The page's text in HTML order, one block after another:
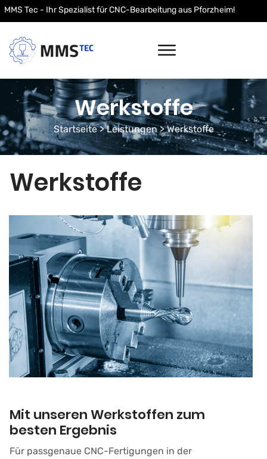
MMS Tec - Ihr Spezialist für CNC-Bearbeitung aus Pforzheim!
Werkstoffe
Startseite> Leistungen > Werkstoffe
Werkstoffe
Mit unseren Werkstoffen zum
besten Ergebnis
Für passgenaue CNC-Fertigungen in der